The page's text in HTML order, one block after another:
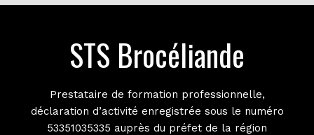
STS Brocéliande
Prestataire de formation professionnelle,
déclaration d’activité enregistrée sous le numéro
53351035335 auprès du préfet de la région